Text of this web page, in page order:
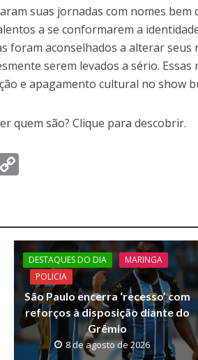
suas jornadas com nomes
a se conformarem a
foram aconselhados a alterar
serem levados a sério.
e apagamento cultural no show
quem são? Clique para descobrir.
y
Li
n
k
DESTAQUES DO DIA
MARINGA
POLICIA
São Paulo encerra ‘recesso’ com
reforços à disposição diante do
Grêmio
8 de agosto de 2026